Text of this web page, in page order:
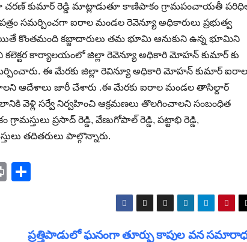
చరణ్ కుమార్ రెడ్డి మాట్లాడుతూ కాణిపాకం గ్రామపంచాయతీ
సమర్పించగా ఐరాల మండల రెవెన్యూ అధికారులు ప్రభుత్వ
కొంతమంది కబ్జాదారులు తమ భూమి ఆనుకుని ఉన్న భూమిని
కలెక్టర కార్యాలయంలో జిల్లా రెవెన్యూ అధికారి మోహన్ కుమార్ కు
ఈ మేరకు జిల్లా రెవిన్యూ అధికారి మోహన్ కుమార్ ఐరాల
ఆదేశాలు జారీ చేశారు .ఈ మేరకు ఐరాల మండల తాసిల్దార్
వెళ్లి సర్వే నిర్వహించి ఆక్రమణలు తొలగించాలని సంబంధిత
ప్రసాద్ రెడ్డి, వేణుగోపాల్ రెడ్డి, పట్టాభి రెడ్డి,
తదితరులు పాల్గొన్నారు.
Pr
e
ప్రత్తిపాడులో ఘనంగా తూర్పు కాపుల వన